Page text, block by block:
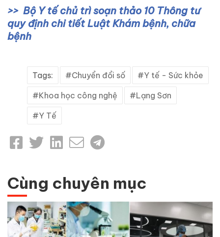
Bộ Y tế chủ trì soạn thảo 10 Thông tư
quy định chi tiết Luật Khám bệnh, chữa
bệnh
Tags: Chuyển đổi số Y tế - Sức khỏe
Khoa học công nghệ Lạng Sơn
Y Tế
Cùng chuyên mục